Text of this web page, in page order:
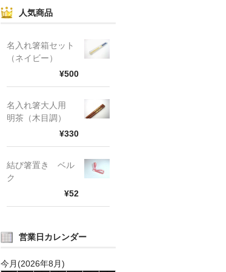
人気商品
名入れ箸箱セット
（ネイビー）
¥500
名入れ箸大人用
明茶（木目調）
¥330
結び箸置き ベル
ク
¥52
営業日カレンダー
今月(2026年8月)